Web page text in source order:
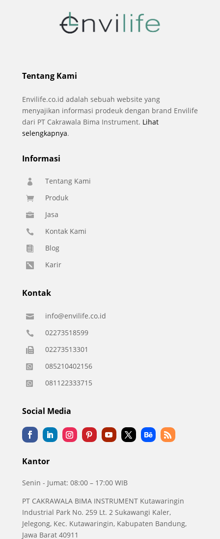
Tentang Kami
Envilife.co.id adalah sebuah website yang
menyajikan informasi prodeuk dengan brand Envilife
dari PT Cakrawala Bima Instrument. Lihat
selengkapnya.
Informasi
 Tentang Kami
 Produk
 Jasa
 Kontak Kami
 Blog
 Karir
Kontak
 info@envilife.co.id
 02273518599
 02273513301
 085210402156
 081122333715
Social Media
Kantor
Senin - Jumat: 08:00 – 17:00 WIB
PT CAKRAWALA BIMA INSTRUMENT Kutawaringin
Industrial Park No. 259 Lt. 2 Sukawangi Kaler,
Jelegong, Kec. Kutawaringin, Kabupaten Bandung,
Jawa Barat 40911